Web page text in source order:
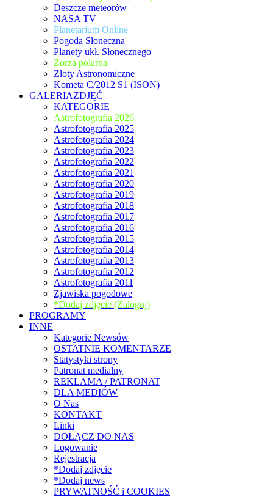
Deszcze meteorów
NASA TV
Planetarium Online
Pogoda Słoneczna
Planety ukł. Słonecznego
Zorza polarna
Zloty Astronomiczne
Kometa C/2012 S1 (ISON)
GALERIAZDJĘĆ
KATEGORIE
Astrofotografia 2026
Astrofotografia 2025
Astrofotografia 2024
Astrofotografia 2023
Astrofotografia 2022
Astrofotografia 2021
Astrofotografia 2020
Astrofotografia 2019
Astrofotografia 2018
Astrofotografia 2017
Astrofotografia 2016
Astrofotografia 2015
Astrofotografia 2014
Astrofotografia 2013
Astrofotografia 2012
Astrofotografia 2011
Zjawiska pogodowe
*Dodaj zdjęcie (Zaloguj)
PROGRAMY
INNE
Kategorie Newsów
OSTATNIE KOMENTARZE
Statystyki strony
Patronat medialny
REKLAMA / PATRONAT
DLA MEDIÓW
O Nas
KONTAKT
Linki
DOŁĄCZ DO NAS
Logowanie
Rejestracja
*Dodaj zdjęcie
*Dodaj news
PRYWATNOŚĆ i COOKIES